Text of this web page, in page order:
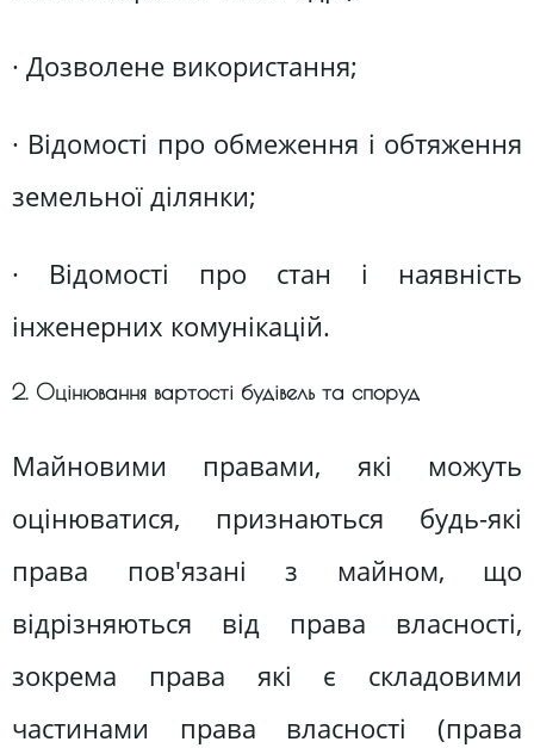
· Дозволене використання;
· Відомості про обмеження і обтяження
земельної ділянки;
· Відомості про стан і наявність
інженерних комунікацій.
2. Оцінювання вартості будівель та споруд
Майновими правами, які можуть
оцінюватися, признаються будь-які
права пов'язані з майном, що
відрізняються від права власності,
зокрема права які є складовими
частинами права власності (права